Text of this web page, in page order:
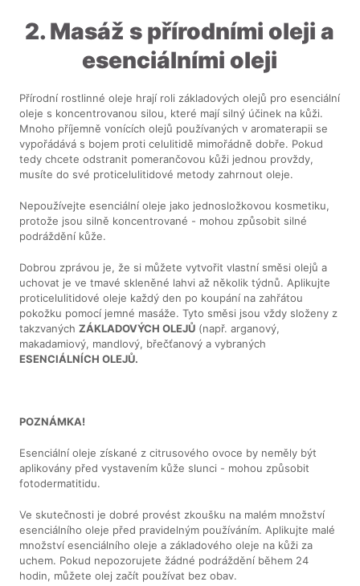
2. Masáž s přírodními oleji a
esenciálními oleji
Přírodní rostlinné oleje hrají roli základových olejů pro esenciální
oleje s koncentrovanou silou, které mají silný účinek na kůži.
Mnoho příjemně vonících olejů používaných v aromaterapii se
vypořádává s bojem proti celulitidě mimořádně dobře. Pokud
tedy chcete odstranit pomerančovou kůži jednou provždy,
musíte do své proticelulitidové metody zahrnout oleje.
Nepoužívejte esenciální oleje jako jednosložkovou kosmetiku,
protože jsou silně koncentrované - mohou způsobit silné
podráždění kůže.
Dobrou zprávou je, že si můžete vytvořit vlastní směsi olejů a
uchovat je ve tmavé skleněné lahvi až několik týdnů. Aplikujte
proticelulitidové oleje každý den po koupání na zahřátou
pokožku pomocí jemné masáže. Tyto směsi jsou vždy složeny z
takzvanýchZÁKLADOVÝCH OLEJŮ (např. arganový,
makadamiový, mandlový, břečťanový a vybraných
ESENCIÁLNÍCH OLEJŮ.
POZNÁMKA!
Esenciální oleje získané z citrusového ovoce by neměly být
aplikovány před vystavením kůže slunci - mohou způsobit
fotodermatitidu.
Ve skutečnosti je dobré provést zkoušku na malém množství
esenciálního oleje před pravidelným používáním. Aplikujte malé
množství esenciálního oleje a základového oleje na kůži za
uchem. Pokud nepozorujete žádné podráždění během 24
hodin, můžete olej začít používat bez obav.